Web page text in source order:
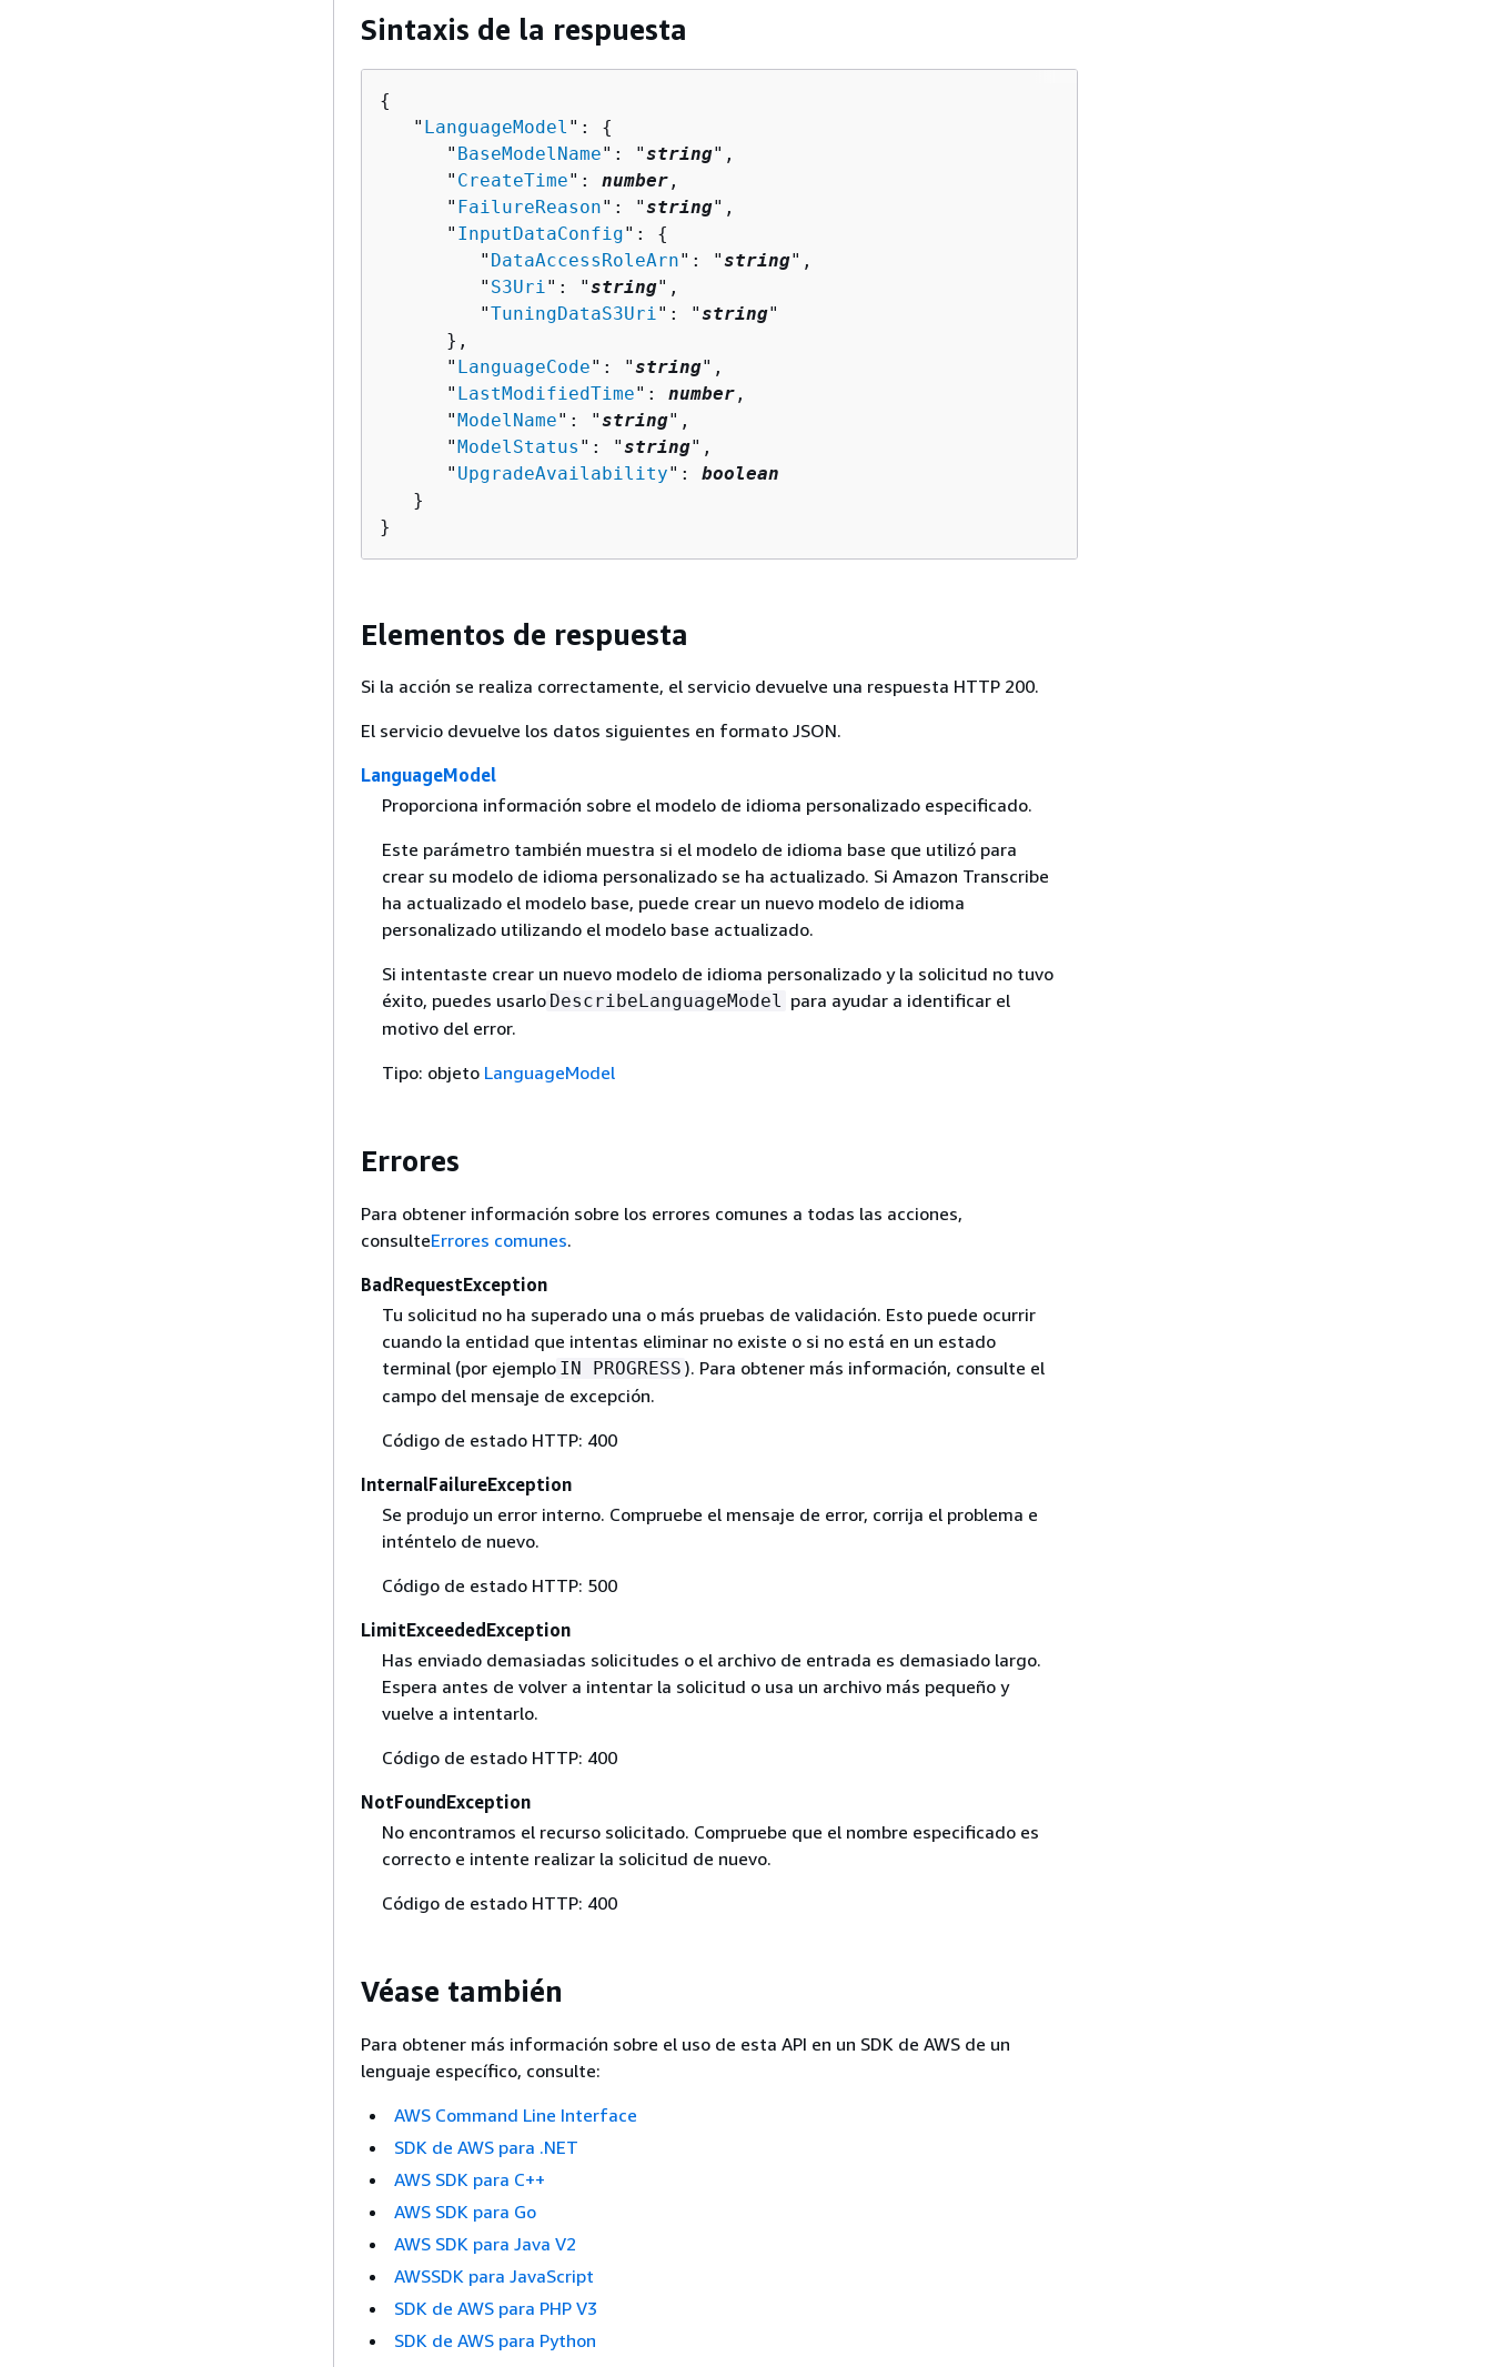
Sintaxis de la respuesta
{
   "
LanguageModel ": {
      "
BaseModelName": "string",
      "
CreateTime": number ,
      "
FailureReason": "string",
      "
InputDataConfig": {
         "
DataAccessRoleArn": "string",
         "
S3Uri ": "string",
         "
TuningDataS3Uri ": "string"
      },
      "
LanguageCode": "string",
      "
LastModifiedTime": number ,
      "
ModelName": "string",
      "
ModelStatus ": "string",
      "
UpgradeAvailability": boolean
   }
}
Elementos de respuesta
Si la acción se realiza correctamente, el servicio devuelve una respuesta HTTP 200.
El servicio devuelve los datos siguientes en formato JSON.
LanguageModel
Proporciona información sobre el modelo de idioma personalizado especificado.
Este parámetro también muestra si el modelo de idioma base que utilizó para
crear su modelo de idioma personalizado se ha actualizado. Si Amazon Transcribe
ha actualizado el modelo base, puede crear un nuevo modelo de idioma
personalizado utilizando el modelo base actualizado.
Si intentaste crear un nuevo modelo de idioma personalizado y la solicitud no tuvo
éxito, puedes usarlo DescribeLanguageModel para ayudar a identificar el
motivo del error.
Tipo: objeto LanguageModel
Errores
Para obtener información sobre los errores comunes a todas las acciones,
consulteErrores comunes.
BadRequestException
Tu solicitud no ha superado una o más pruebas de validación. Esto puede ocurrir
cuando la entidad que intentas eliminar no existe o si no está en un estado
terminal (por ejemplo IN PROGRESS ). Para obtener más información, consulte el
campo del mensaje de excepción.
Código de estado HTTP: 400
InternalFailureException
Se produjo un error interno. Compruebe el mensaje de error, corrija el problema e
inténtelo de nuevo.
Código de estado HTTP: 500
LimitExceededException
Has enviado demasiadas solicitudes o el archivo de entrada es demasiado largo.
Espera antes de volver a intentar la solicitud o usa un archivo más pequeño y
vuelve a intentarlo.
Código de estado HTTP: 400
NotFoundException
No encontramos el recurso solicitado. Compruebe que el nombre especificado es
correcto e intente realizar la solicitud de nuevo.
Código de estado HTTP: 400
Véase también
Para obtener más información sobre el uso de esta API en un SDK de AWS de un
lenguaje específico, consulte:
AWS Command Line Interface
SDK de AWS para .NET
AWS SDK para C++
AWS SDK para Go
AWS SDK para Java V2
AWSSDK para JavaScript
SDK de AWS para PHP V3
SDK de AWS para Python